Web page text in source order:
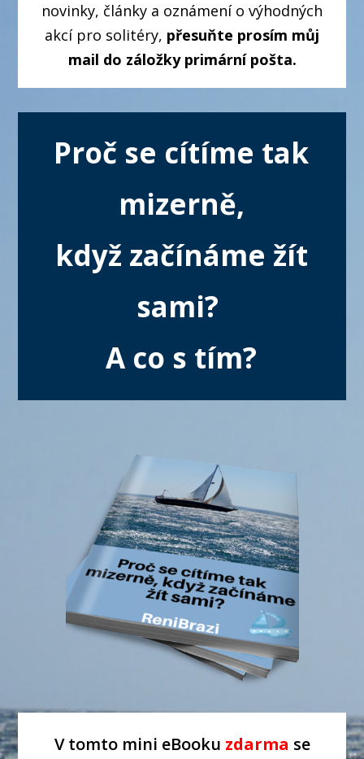
novinky, články a oznámení o výhodných
akcí pro solitéry, přesuňte prosím můj
mail do záložky primární pošta.
Proč se cítíme tak
mizerně,
když začínáme žít
sami?
A co s tím?
V tomto mini eBooku zdarma se